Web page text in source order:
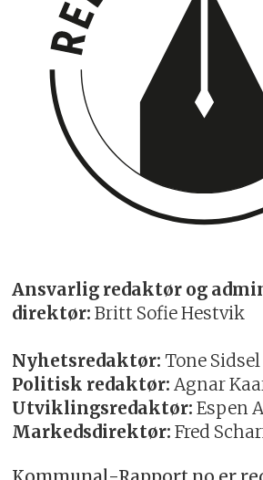
Ansvarlig redaktør og
direktør: Britt Sofie Hestvik
Nyhetsredaktør: Tone
Politisk redaktør: Agnar
Utviklingsredaktør: Espen
Markedsdirektør: Fred